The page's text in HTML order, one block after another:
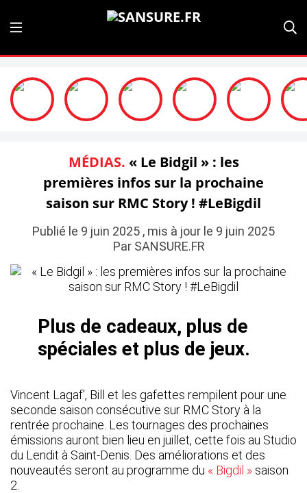
MÉDIAS. « Le Bidgil » : les
premières infos sur la prochaine
saison sur RMC Story ! #LeBigdil
Publié le 9 juin 2025 , mis à jour le 9 juin 2025
Par SANSURE.FR
Plus de cadeaux, plus de
spéciales et plus de jeux.
Vincent Lagaf', Bill et les gafettes rempilent pour une
seconde saison consécutive sur RMC Story à la
rentrée prochaine. Les tournages des prochaines
émissions auront bien lieu en juillet, cette fois au Studio
du Lendit à Saint-Denis. Des améliorations et des
nouveautés seront au programme du « Bigdil » saison
2.